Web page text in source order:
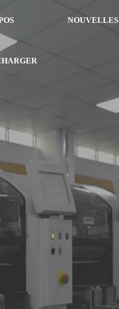
NOUVELLES